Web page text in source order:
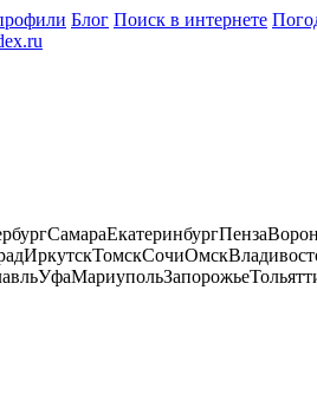
Блог Поиск в интернете
СамараЕкатеринбургПенза
ИркутскТомскСочиОмск
УфаМариупольЗапорожье